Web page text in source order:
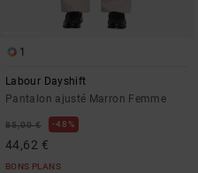
1
Labour Dayshift
Pantalon ajusté Marron Femme
85,00 € 48%
44,62 €
BONS PLANS